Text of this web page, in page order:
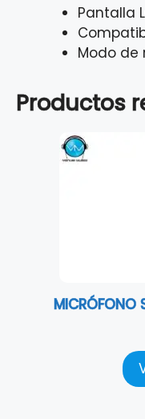
Pantalla
Modo de
Productos
MICRÓFONO